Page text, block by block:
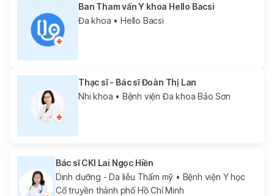
Ban Tham vấn Y khoa Hello Bacsi
Đa khoa • Hello Bacsi
Thạc sĩ - Bác sĩ Đoàn Thị Lan
Nhi khoa • Bệnh viện Đa khoa Bảo Sơn
Bác sĩ CKI Lai Ngọc Hiền
Dinh dưỡng - Da liễu Thẩm mỹ • Bệnh viện Y học
Cổ truyền thành phố Hồ Chí Minh